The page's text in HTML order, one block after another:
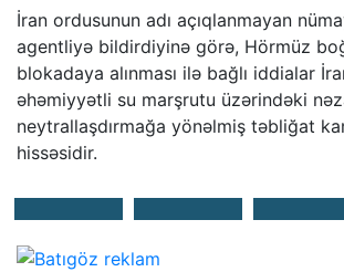
İran ordusunun adı açıqlanmayan
agentliyə bildirdiyinə görə, Hörmüz
blokadaya alınması ilə bağlı iddialar
əhəmiyyətli su marşrutu üzərindəki
neytrallaşdırmağa yönəlmiş təbliğat
hissəsidir.